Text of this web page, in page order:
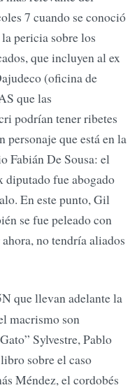
7 cuando se conoció
pericia sobre los
que incluyen al ex
(oficina de
que las
podrían tener ribetes
personaje que está en la
Fabián De Sousa: el
fue abogado
En este punto, Gil
se fue peleado con
no tendría aliados
que llevan adelante la
macrismo son
Sylvestre, Pablo
sobre el caso
Méndez, el cordobés